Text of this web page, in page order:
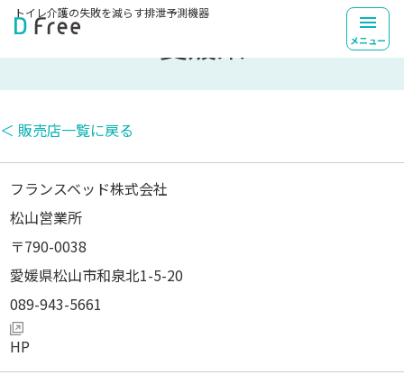
トイレ介護の失敗を減らす排泄予測機器
メニュー
＜ 販売店一覧に戻る
フランスベッド株式会社
松山営業所
790-0038
愛媛県松山市和泉北1-5-20
089-943-5661